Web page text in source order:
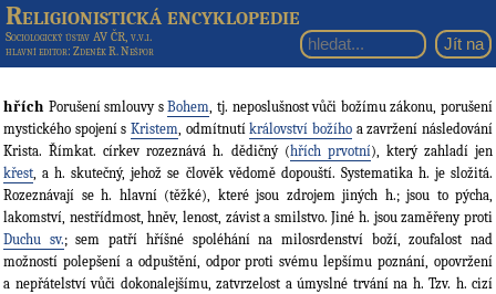
Religionistická encyklopedie
Sociologický ústav AV ČR, v.v.i.
hlavní editor: Zdeněk R. Nešpor
hřích Porušení smlouvy sBohem, tj. neposlušnost vůči božímu zákonu, porušení
mystického spojení s Kristem, odmítnutíkrálovství božího a zavržení následování
Krista. Římkat. církev rozeznává h. dědičný (hřích prvotní), který zahladí jen
křest, a h. skutečný, jehož se člověk vědomě dopouští. Systematika h. je složitá.
Rozeznávají se h. hlavní (těžké), které jsou zdrojem jiných h.; jsou to pýcha,
lakomství, nestřídmost, hněv, lenost, závist a smilstvo. Jiné h. jsou zaměřeny proti
Duchu sv.; sem patří hříšné spoléhání na milosrdenství boží, zoufalost nad
možností polepšení a odpuštění, odpor proti svému lepšímu poznání, opovržení
a nepřátelství vůči dokonalejšímu, zatvrzelost a úmyslné trvání na h. Tzv. h. cizí